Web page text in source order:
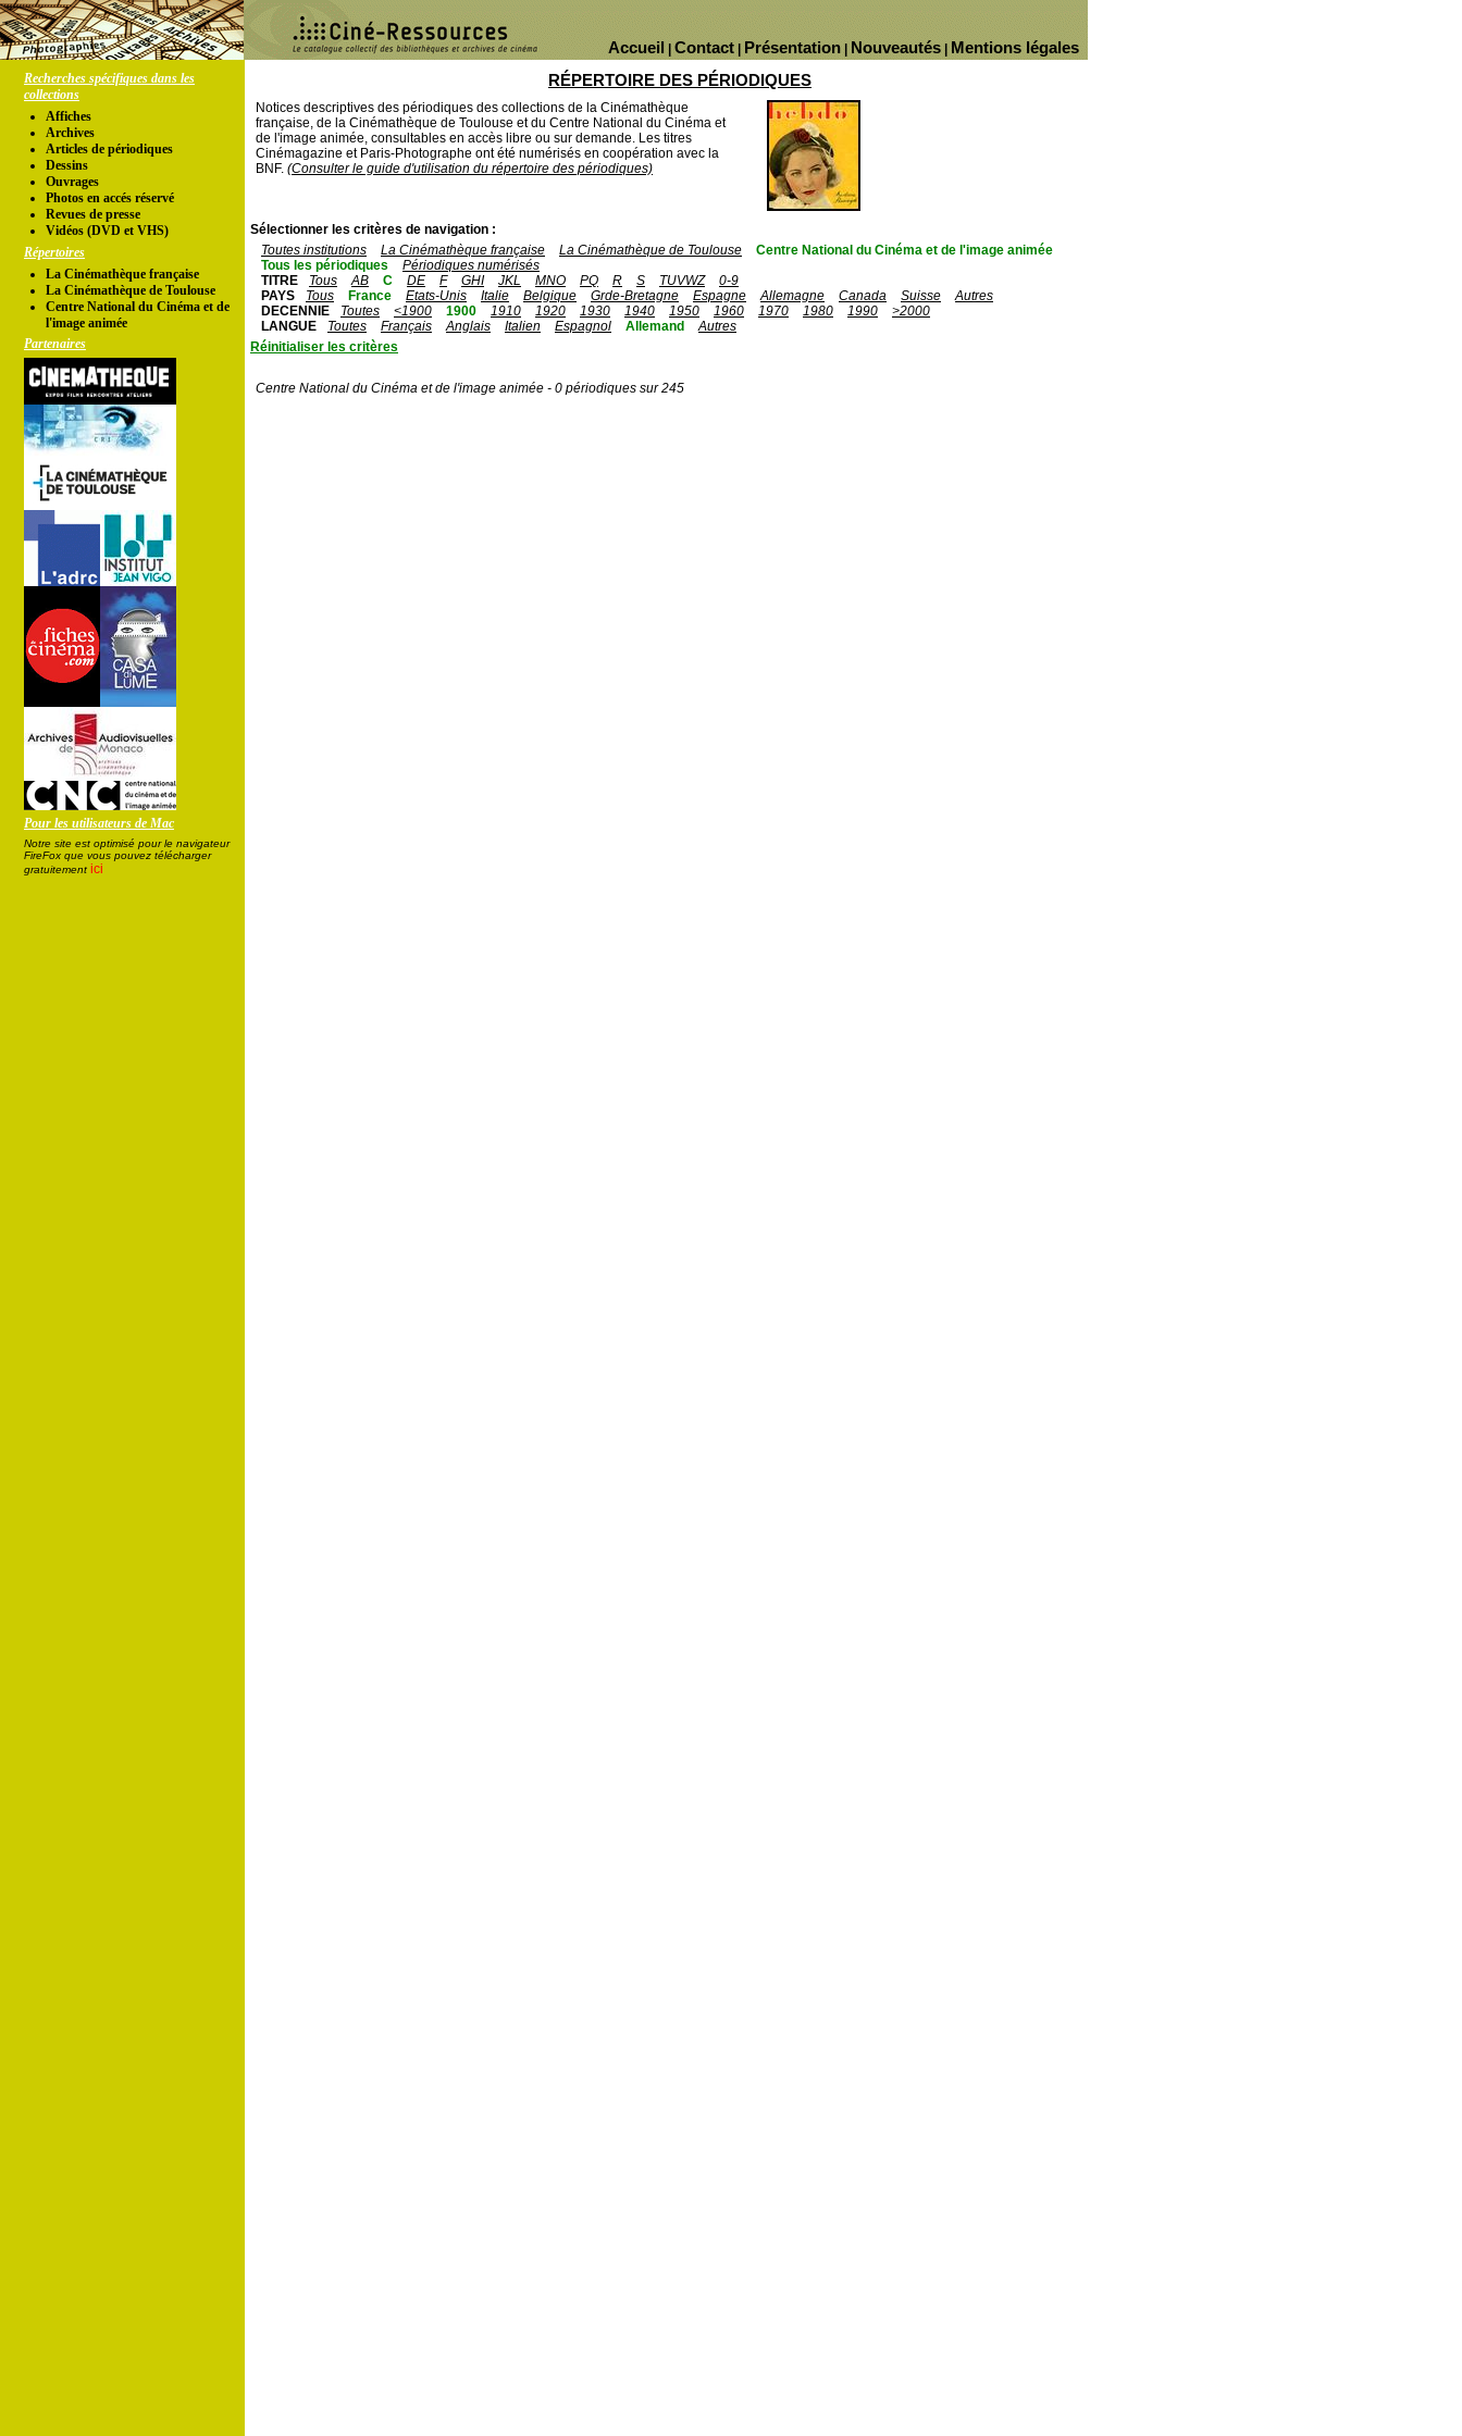
Mentions légales
Nouveautés
Présentation
Contact
Accueil
Recherches spécifiques dans les
collections
Affiches
Archives
Articles de périodiques
Dessins
Ouvrages
Photos en accés réservé
Revues de presse
Vidéos (DVD et VHS)
Répertoires
La Cinémathèque française
La Cinémathèque de Toulouse
Centre National du Cinéma et de
l'image animée
Partenaires
Pour les utilisateurs de Mac
Notre site est optimisé pour le navigateur
FireFox que vous pouvez télécharger
gratuitement ici
RÉPERTOIRE DES PÉRIODIQUES
Notices descriptives des périodiques des collections de la Cinémathèque
française, de la Cinémathèque de Toulouse et du Centre National du Cinéma et
de l'image animée, consultables en accès libre ou sur demande. Les titres
Cinémagazine et Paris-Photographe ont été numérisés en coopération avec la
BNF. (Consulter le guide d'utilisation du répertoire des périodiques)
Sélectionner les critères de navigation :
Toutes institutions
La Cinémathèque française La Cinémathèque de Toulouse
Centre National du Cinéma et de l'image animée
Tous les périodiques
Périodiques numérisés
TITRE
Tous AB C DE F GHI JKL MNO PQ R S TUVWZ
0-9
PAYS
Tous France Etats-Unis Italie Belgique Grde-Bretagne Espagne Allemagne Canada Suisse
Autres
DECENNIE
Toutes <1900 1900 1910 1920 1930 1940 1950 1960 1970 1980 1990
>2000
LANGUE
Toutes Français Anglais Italien Espagnol Allemand
Autres
Réinitialiser les critères
Centre National du Cinéma et de l'image animée - 0 périodiques sur 245